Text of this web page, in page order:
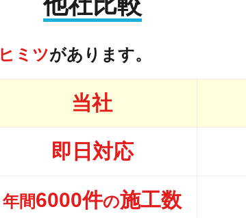
ヒミツがあります。
当社
即日対応
年間6000件の施工数